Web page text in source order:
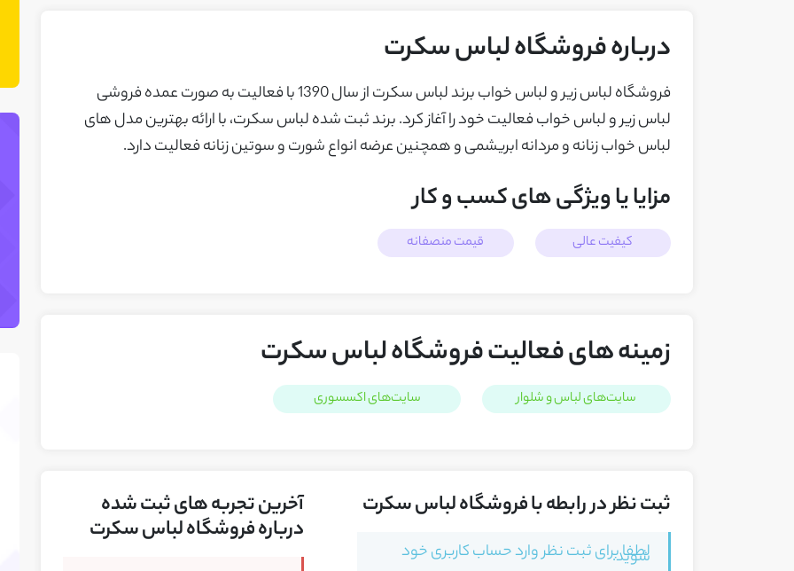
درباره فروشگاه لباس سکرت
فروشگاه لباس زیر و لباس خواب برند لباس سکرت از سال 1390 با فعالیت به صورت عمده فروشی
لباس زیر و لباس خواب فعالیت خود را آغاز کرد. برند ثبت شده لباس سکرت، با ارائه بهترین مدل های
لباس خواب زنانه و مردانه ابریشمی و همچنین عرضه انواع شورت و سوتین زنانه فعالیت دارد.
مزایا یا ویژگی های کسب و کار
کیفیت عالی قیمت منصفانه
زمینه های فعالیت فروشگاه لباس سکرت
سایت‌های لباس و شلوار سایت‌های اکسسوری
ثبت نظر در رابطه با فروشگاه لباس سکرت
لطفا برای ثبت نظر وارد حساب کاربری خود
شوید.
آخرین تجربه های ثبت شده
درباره فروشگاه لباس سکرت